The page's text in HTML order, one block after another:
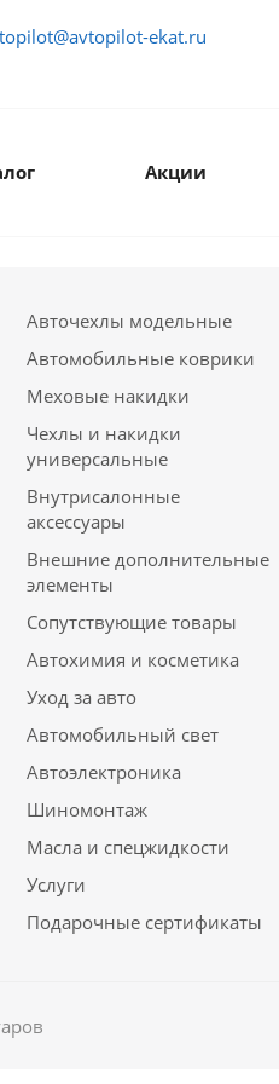
ekat.ru
Акции
Авточехлы модельные
Автомобильные коврики
Меховые накидки
Чехлы и накидки
универсальные
Внутрисалонные
аксессуары
Внешние дополнительные
элементы
Сопутствующие товары
Автохимия и косметика
Уход за авто
Автомобильный свет
Автоэлектроника
Шиномонтаж
Масла и спецжидкости
Услуги
Подарочные сертификаты